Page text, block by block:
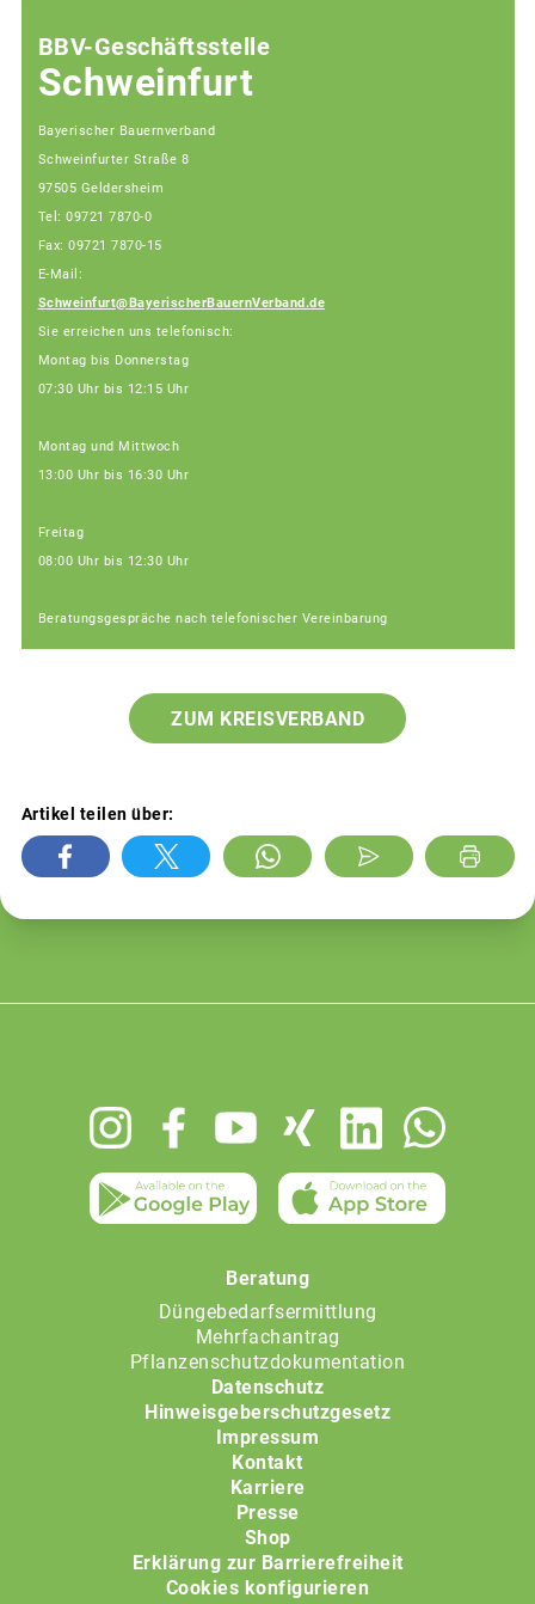
BBV-Geschäftsstelle
Schweinfurt
Bayerischer Bauernverband
Schweinfurter Straße 8
97505 Geldersheim
Tel: 09721 7870-0
Fax: 09721 7870-15
E-Mail:
Schweinfurt@BayerischerBauernVerband.de
Sie erreichen uns telefonisch:
Montag bis Donnerstag
07:30 Uhr bis 12:15 Uhr
Montag und Mittwoch
13:00 Uhr bis 16:30 Uhr
Freitag
08:00 Uhr bis 12:30 Uhr
Beratungsgespräche nach telefonischer Vereinbarung
ZUM KREISVERBAND
Artikel teilen über:
Beratung
Düngebedarfsermittlung
Mehrfachantrag
Pflanzenschutzdokumentation
Datenschutz
Hinweisgeberschutzgesetz
Impressum
Kontakt
Karriere
Presse
Shop
Erklärung zur Barrierefreiheit
Cookies konfigurieren